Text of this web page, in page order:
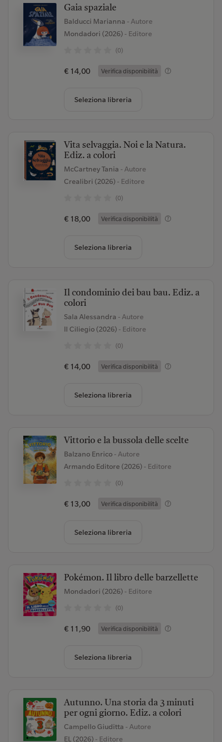
Gaia spaziale
Balducci Marianna - Autore
Mondadori (2026)- Editore
(0)
€ 14,00 Verifica disponibilità
Seleziona libreria
Vita selvaggia. Noi e la Natura.
Ediz. a colori
McCartney Tania - Autore
Crealibri (2026)- Editore
(0)
€ 18,00 Verifica disponibilità
Seleziona libreria
Il condominio dei bau bau. Ediz. a
colori
Sala Alessandra - Autore
Il Ciliegio (2026)- Editore
(0)
€ 14,00 Verifica disponibilità
Seleziona libreria
Vittorio e la bussola delle scelte
Balzano Enrico - Autore
Armando Editore (2026)- Editore
(0)
€ 13,00 Verifica disponibilità
Seleziona libreria
Pokémon. Il libro delle barzellette
Mondadori (2026)- Editore
(0)
€ 11,90 Verifica disponibilità
Seleziona libreria
Autunno. Una storia da 3 minuti
per ogni giorno. Ediz. a colori
Campello Giuditta - Autore
EL (2026)- Editore